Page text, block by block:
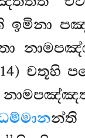
ඉමිනා
චතූහි
න්ති